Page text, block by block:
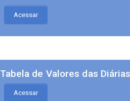
Acessar
Tabela de Valores das Diárias
Acessar